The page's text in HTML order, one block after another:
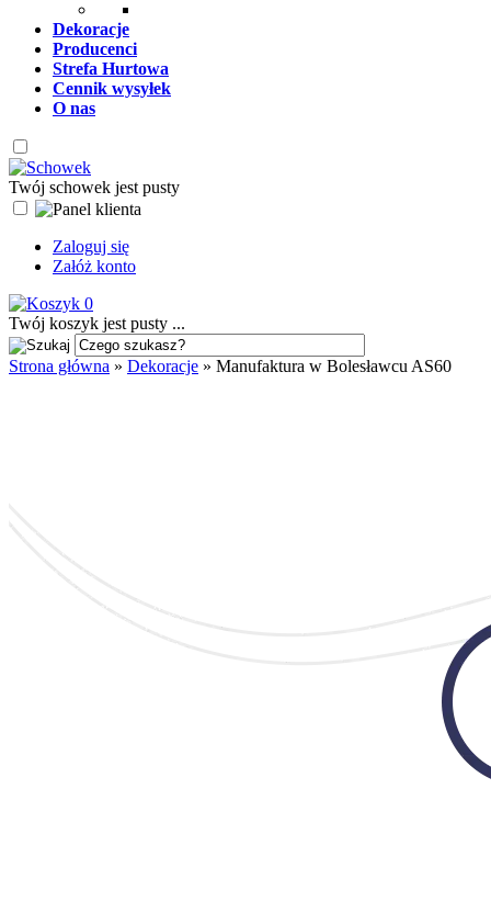
Dekoracje
Producenci
Strefa Hurtowa
Cennik wysyłek
O nas
Twój schowek jest pusty
Zaloguj się
Załóż konto
0
Twój koszyk jest pusty ...
Strona główna » Dekoracje » Manufaktura w Bolesławcu AS60